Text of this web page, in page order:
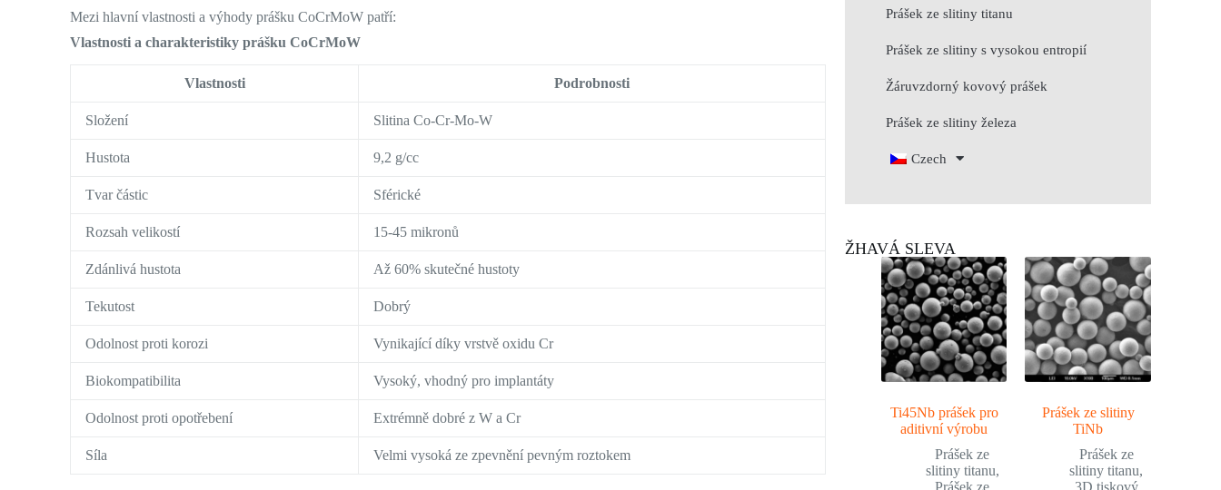
Mezi hlavní vlastnosti a výhody prášku CoCrMoW patří:
Vlastnosti a charakteristiky prášku CoCrMoW
Vlastnosti Podrobnosti
Složení Slitina Co-Cr-Mo-W
Hustota 9,2 g/cc
Tvar částic Sférické
Rozsah velikostí 15-45 mikronů
Zdánlivá hustota Až 60% skutečné hustoty
Tekutost Dobrý
Odolnost proti korozi Vynikající díky vrstvě oxidu Cr
Biokompatibilita Vysoký, vhodný pro implantáty
Odolnost proti opotřebení Extrémně dobré z W a Cr
Síla Velmi vysoká ze zpevnění pevným roztokem
Prášek ze slitiny titanu
Prášek ze slitiny s vysokou entropií
Žáruvzdorný kovový prášek
Prášek ze slitiny železa
Czech
ŽHAVÁ SLEVA
Ti45Nb prášek pro
aditivní výrobu
Prášek ze
slitiny titanu,
Prášek ze slitiny
TiNb
Prášek ze
slitiny titanu,